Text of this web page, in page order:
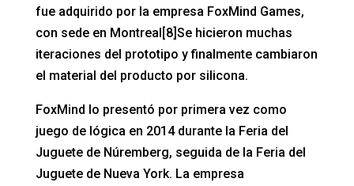
fue adquirido por la empresa FoxMind Games,
con sede en Montreal[8]Se hicieron muchas
iteraciones del prototipo y finalmente cambiaron
el material del producto por silicona.
FoxMind lo presentó por primera vez como
juego de lógica en 2014 durante la Feria del
Juguete de Núremberg, seguida de la Feria del
Juguete de Nueva York. La empresa